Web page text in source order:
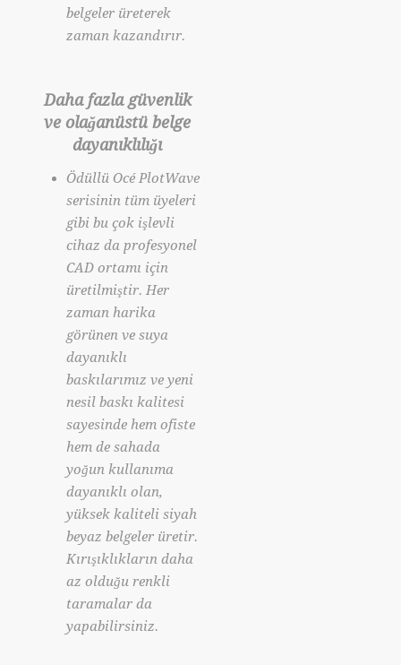
belgeler üreterek
zaman kazandırır.
Daha fazla güvenlik
ve olağanüstü belge
dayanıklılığı
Ödüllü Océ PlotWave
serisinin tüm üyeleri
gibi bu çok işlevli
cihaz da profesyonel
CAD ortamı için
üretilmiştir. Her
zaman harika
görünen ve suya
dayanıklı
baskılarımız ve yeni
nesil baskı kalitesi
sayesinde hem ofiste
hem de sahada
yoğun kullanıma
dayanıklı olan,
yüksek kaliteli siyah
beyaz belgeler üretir.
Kırışıklıkların daha
az olduğu renkli
taramalar da
yapabilirsiniz.